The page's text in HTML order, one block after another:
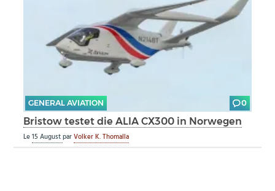
GENERAL AVIATION 0
Bristow testet die ALIA CX300 in Norwegen
Le15 AugustparVolker K. Thomalla